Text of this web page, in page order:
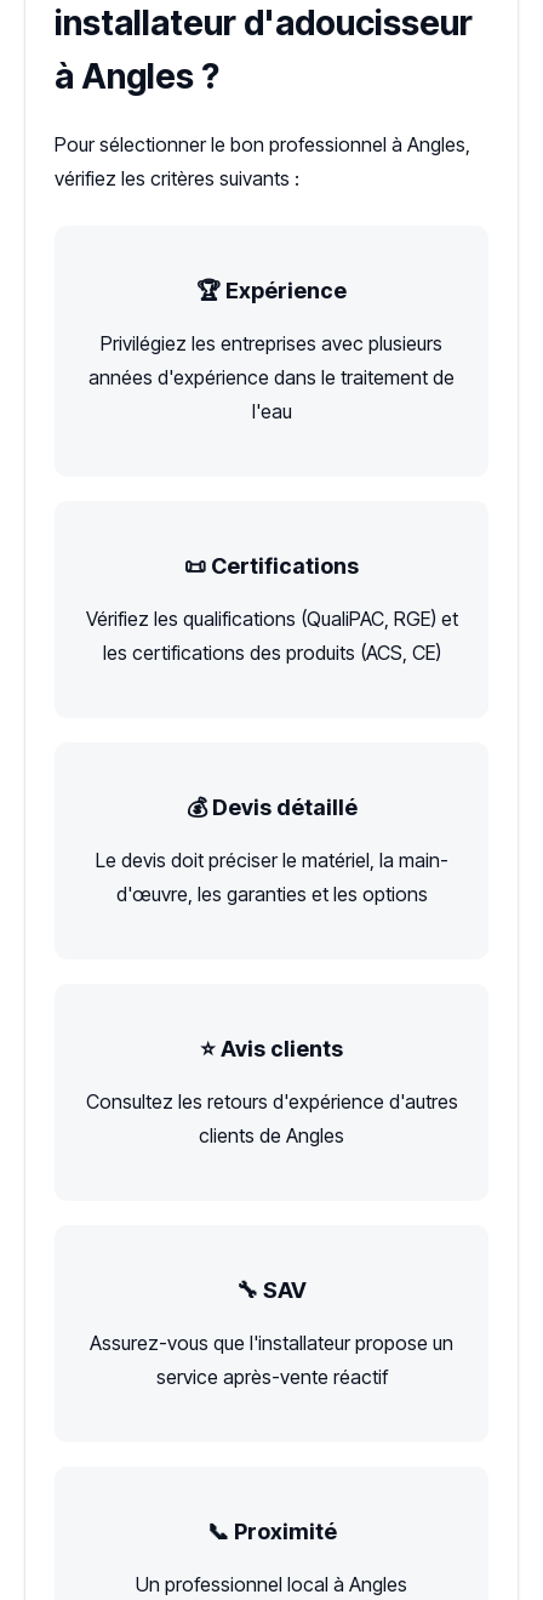
installateur d'adoucisseur
à Angles ?
Pour sélectionner le bon professionnel à Angles,
vérifiez les critères suivants :
🏆 Expérience
Privilégiez les entreprises avec plusieurs
années d'expérience dans le traitement de
l'eau
📜 Certifications
Vérifiez les qualifications (QualiPAC, RGE) et
les certifications des produits (ACS, CE)
💰 Devis détaillé
Le devis doit préciser le matériel, la main-
d'œuvre, les garanties et les options
⭐ Avis clients
Consultez les retours d'expérience d'autres
clients de Angles
🔧 SAV
Assurez-vous que l'installateur propose un
service après-vente réactif
📞 Proximité
Un professionnel local à Angles